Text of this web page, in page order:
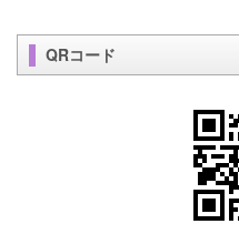
QRコード